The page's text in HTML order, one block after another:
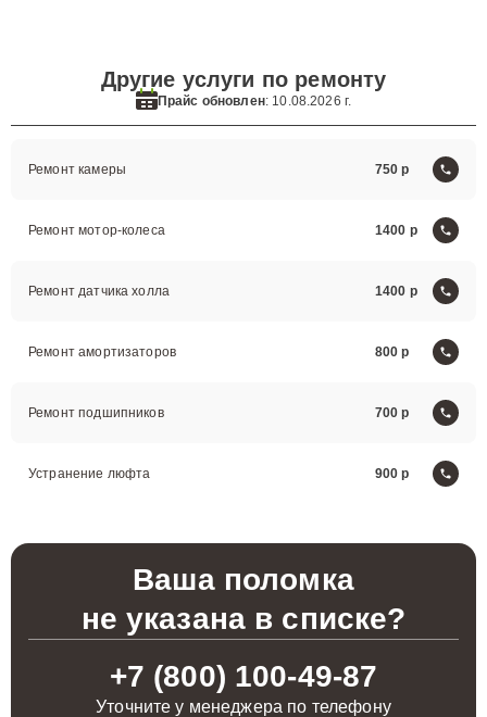
Другие услуги по ремонту
Прайс обновлен: 10.08.2026 г.
Ремонт камеры 750
Ремонт мотор-колеса 1400
Ремонт датчика холла 1400
Ремонт амортизаторов 800
Ремонт подшипников 700
Устранение люфта 900
Ваша поломка
не указана в списке?
+7 (800) 100-49-87
Уточните у менеджера по телефону